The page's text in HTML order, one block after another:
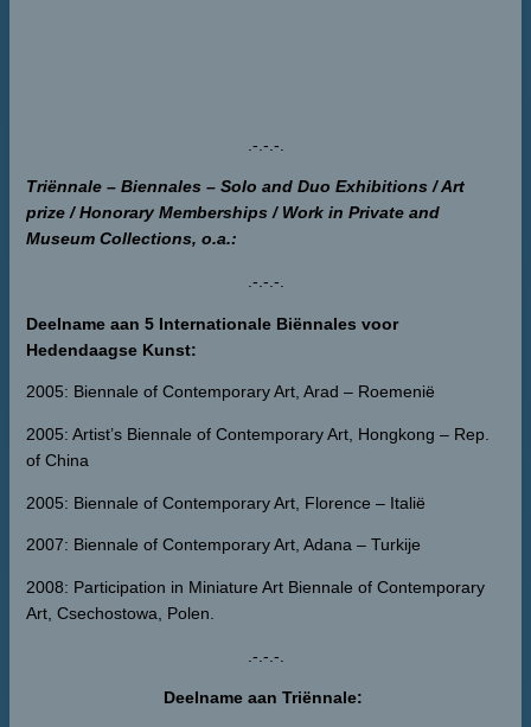
.-.-.-.
Triënnale – Biennales – Solo and Duo Exhibitions / Art
prize / Honorary Memberships / Work in Private and
Museum Collections, o.a.:
.-.-.-.
Deelname aan 5 Internationale Biënnales voor
Hedendaagse Kunst:
2005: Biennale of Contemporary Art, Arad – Roemenië
2005: Artist’s Biennale of Contemporary Art, Hongkong – Rep.
of China
2005: Biennale of Contemporary Art, Florence – Italië
2007: Biennale of Contemporary Art, Adana – Turkije
2008: Participation in Miniature Art Biennale of Contemporary
Art, Csechostowa, Polen.
.-.-.-.
Deelname aan Triënnale: